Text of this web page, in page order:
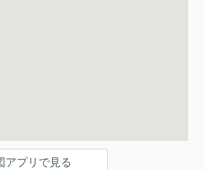
アプリで見る